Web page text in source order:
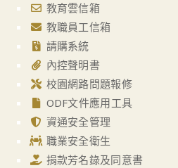
教育雲信箱
教職員工信箱
請購系統
內控聲明書
校園網路問題報修
ODF文件應用工具
資通安全管理
職業安全衛生
捐款芳名錄及同意書